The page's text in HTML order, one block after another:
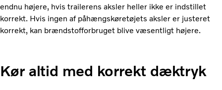
endnu højere, hvis trailerens aksler heller ikke er indstillet
korrekt. Hvis ingen af påhængskøretøjets aksler er justeret
korrekt, kan brændstofforbruget blive væsentligt højere.
Kør altid med korrekt dæktryk